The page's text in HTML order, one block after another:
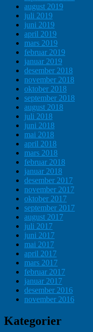
august 2019
juli 2019
juni 2019
april 2019
mars 2019
februar 2019
januar 2019
desember 2018
november 2018
oktober 2018
september 2018
august 2018
juli 2018
juni 2018
mai 2018
april 2018
mars 2018
februar 2018
januar 2018
desember 2017
november 2017
oktober 2017
september 2017
august 2017
juli 2017
juni 2017
mai 2017
april 2017
mars 2017
februar 2017
januar 2017
desember 2016
november 2016
Kategorier